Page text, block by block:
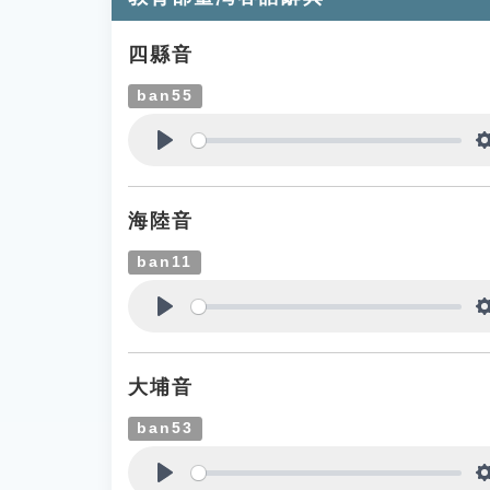
四縣音
ban55
海陸音
ban11
大埔音
ban53